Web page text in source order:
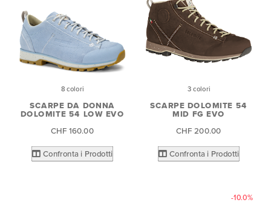
8 colori
SCARPE DA DONNA
DOLOMITE 54 LOW EVO
CHF 160.00
Confronta i Prodotti
3 colori
SCARPE DOLOMITE 54
MID FG EVO
CHF 200.00
Confronta i Prodotti
-10.0%